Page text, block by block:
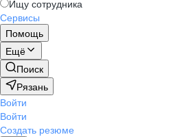
Ищу сотрудника
Сервисы
Помощь
Ещё
Поиск
Рязань
Войти
Войти
Создать резюме